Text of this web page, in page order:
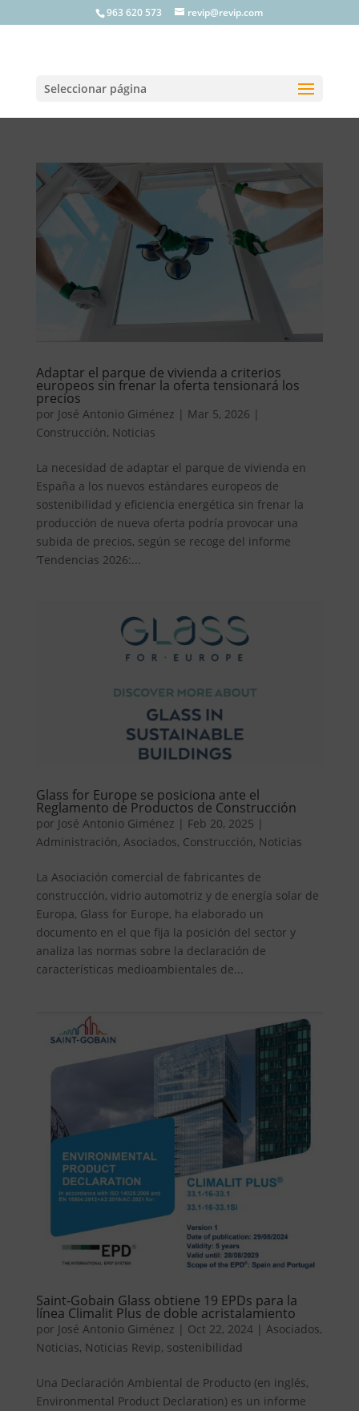
963 620 573 revip@revip.com
Seleccionar página
Adaptar el parque de vivienda a criterios
europeos sin frenar la oferta tensionará los
precios
por José Antonio Giménez | Mar 5, 2026 |
Construcción, Noticias
La necesidad de adaptar el parque de vivienda en
España a los nuevos estándares europeos de
sostenibilidad y eficiencia energética sin frenar la
producción de nueva oferta podría provocar una
subida de precios, según se recoge del informe
‘Tendencias 2026:...
Glass for Europe se posiciona ante el
Reglamento de Productos de Construcción
por José Antonio Giménez | Feb 20, 2025 |
Administración, Asociados, Construcción, Noticias
La Asociación comercial de fabricantes de
construcción, vidrio automotriz y de energía solar de
Europa, Glass for Europe, ha elaborado un
documento en el que fija la posición del sector y
analiza las normas sobre la declaración de
características medioambientales de...
Saint-Gobain Glass obtiene 19 EPDs para la
línea Climalit Plus de doble acristalamiento
por José Antonio Giménez | Oct 22, 2024| Asociados,
Noticias, Noticias Revip, sostenibilidad
Una Declaración Ambiental de Producto (en inglés,
Environmental Product Declaration) es un informe